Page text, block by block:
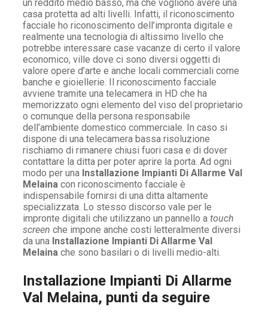
un reddito medio basso, ma che vogliono avere una
casa protetta ad alti livelli. Infatti, il riconoscimento
facciale ho riconoscimento dell’impronta digitale e
realmente una tecnologia di altissimo livello che
potrebbe interessare case vacanze di certo il valore
economico, ville dove ci sono diversi oggetti di
valore opere d’arte e anche locali commerciali come
banche e gioiellerie. Il riconoscimento facciale
avviene tramite una telecamera in HD che ha
memorizzato ogni elemento del viso del proprietario
o comunque della persona responsabile
dell’ambiente domestico commerciale. In caso si
dispone di una telecamera bassa risoluzione
rischiamo di rimanere chiusi fuori casa e di dover
contattare la ditta per poter aprire la porta. Ad ogni
modo per una Installazione Impianti Di Allarme Val
Melaina con riconoscimento facciale è
indispensabile fornirsi di una ditta altamente
specializzata. Lo stesso discorso vale per le
impronte digitali che utilizzano un pannello a touch
screen che impone anche costi letteralmente diversi
da una Installazione Impianti Di Allarme Val
Melaina che sono basilari o di livelli medio-alti.
Installazione Impianti Di Allarme
Val Melaina, punti da seguire